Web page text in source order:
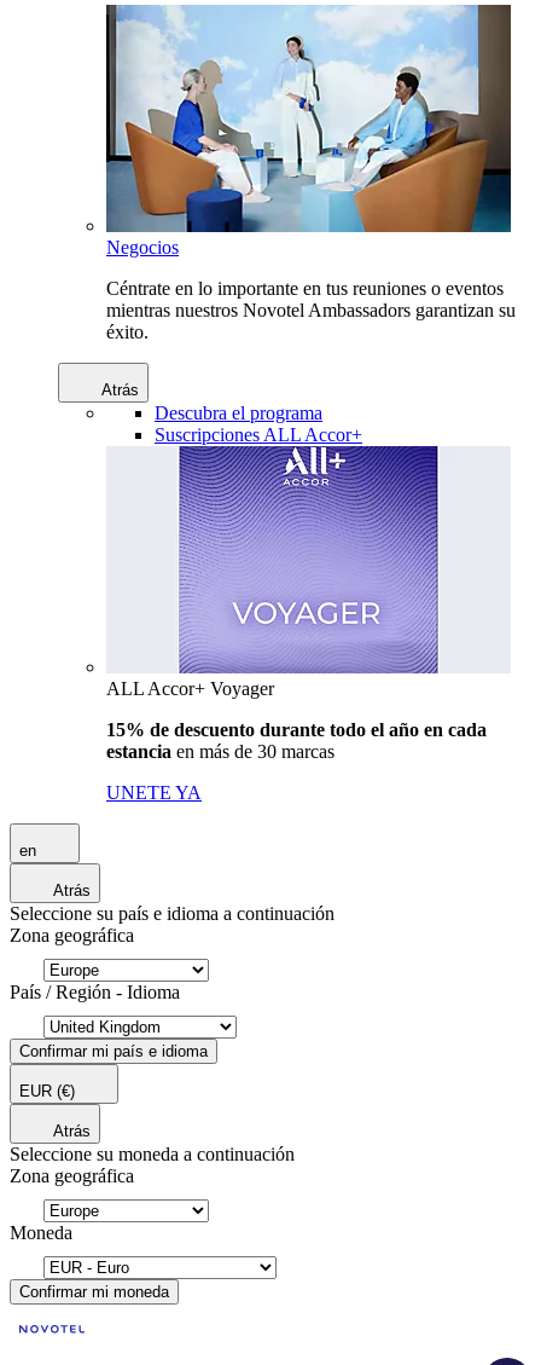
Negocios
Céntrate en lo importante en tus reuniones o eventos
mientras nuestros Novotel Ambassadors garantizan su
éxito.
Atrás
Descubra el programa
Suscripciones ALL Accor+
ALL Accor+ Voyager
15% de descuento durante todo el año en cada
estancia en más de 30 marcas
UNETE YA
en
Atrás
Seleccione su país e idioma a continuación
Zona geográfica
País / Región - Idioma
Confirmar mi país e idioma
EUR (€)
Atrás
Seleccione su moneda a continuación
Zona geográfica
Moneda
Confirmar mi moneda